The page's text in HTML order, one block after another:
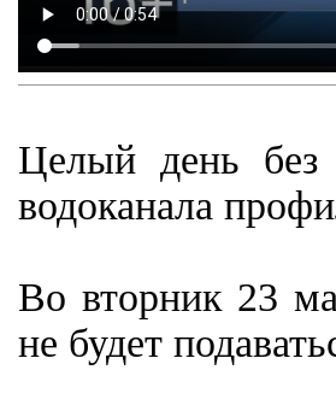
Целый день без
водоканала
Во вторник 23
не будет